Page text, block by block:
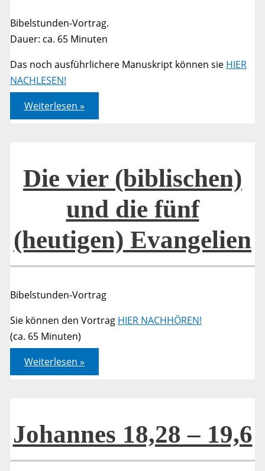
Bibelstunden-Vortrag.
Dauer: ca. 65 Minuten
Das noch ausführlichere Manuskript können sie HIER
NACHLESEN!
Die
vier
(biblischen)
Evangelien
Weiterlesen »
Die vier (biblischen)
und die fünf
(heutigen) Evangelien
Bibelstunden-Vortrag
Sie können den Vortrag HIER NACHHÖREN!
(ca. 65 Minuten)
Die
vier
(biblischen)
Evangelien
Weiterlesen »
Johannes 18,28 – 19,6